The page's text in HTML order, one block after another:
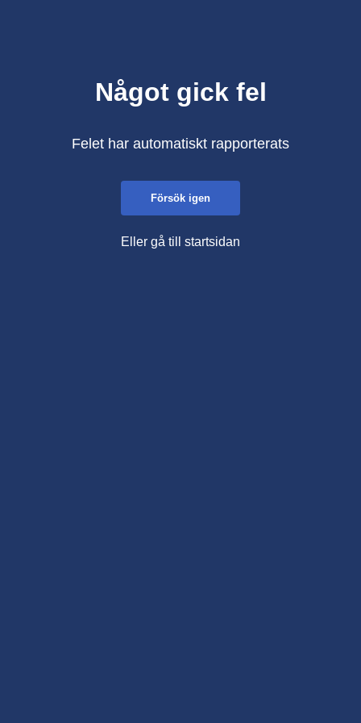
Något gick fel
Felet har automatiskt rapporterats
Försök igen
Eller gå till startsidan